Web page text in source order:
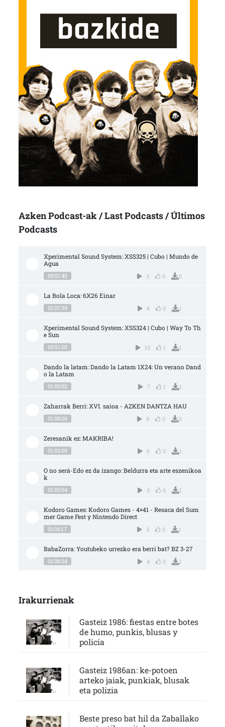
Azken Podcast-ak / Last Podcasts / Últimos
Podcasts
Xperimental Sound System: XSS325 | Cubo | Mundo de
Agua
00:51:45 3 0 0
La Bola Loca: 6X26 Einar
01:07:39 8 0 1
Xperimental Sound System: XSS324 | Cubo | Way To Th
e Sun
00:51:00 10 1 1
Dando la latam: Dando la Latam 1X24: Un verano Dand
o la Latam
01:00:02 7 1 1
Zaharrak Berri: XVI. saioa - AZKEN DANTZA HAU
01:08:00 9 0 0
Zeresanik ez: MAKRIBA!
01:02:00 6 0 1
O no será-Edo ez da izango: Beldurra eta arte eszenikoa
k
01:00:04 3 0 1
Kodoro Games: Kodoro Games - 4×41 - Resaca del Sum
mer Game Fest y Nintendo Direct
01:06:17 3 0 1
BabaZorra: Youtubeko urrezko era berri bat? BZ 3-27
01:06:24 4 0 1
Irakurrienak
Gasteiz 1986: fiestas entre botes
de humo, punkis, blusas y
policía
Gasteiz 1986an: ke-potoen
arteko jaiak, punkiak, blusak
eta polizia
Beste preso bat hil da Zaballako